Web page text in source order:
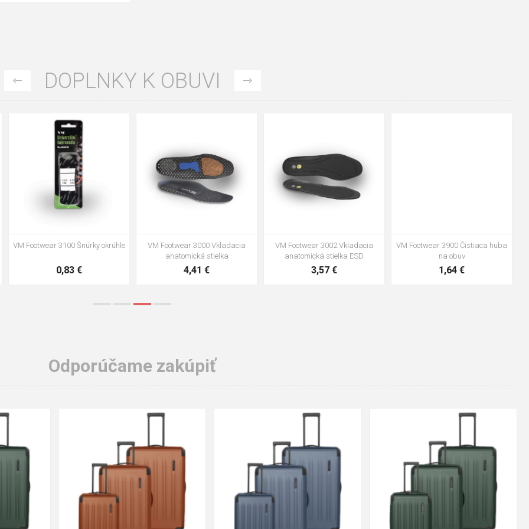
DOPLNKY K OBUVI
VM Footwear 3002 Vkladacia
3,57 €
37 39
47
48
VM Footwear 3900 Čistiaca huba
na obuv
1,64 €
VM Footwear 3600 Impregnace
water stop
10,04 €
Vložka Bennon ABSORBA XTR
ESD
4,16 €
Odporúčame zakúpiť